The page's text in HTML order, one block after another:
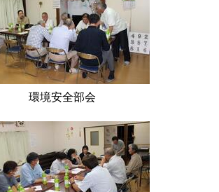
環境安全部会